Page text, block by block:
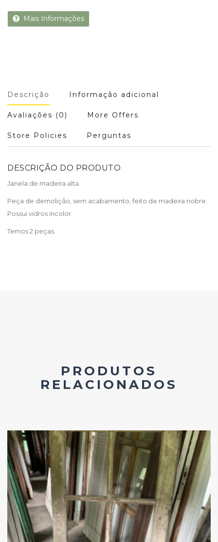
Mais Informações
Descrição Informação adicional
Avaliações (0) More Offers
Store Policies Perguntas
DESCRIÇÃO DO PRODUTO
Janela de madeira alta.
Peça de demolição, sem acabamento, feito de madeira nobre.
Possui vidros incolor.
Temos 2 peças.
PRODUTOS
RELACIONADOS
Add